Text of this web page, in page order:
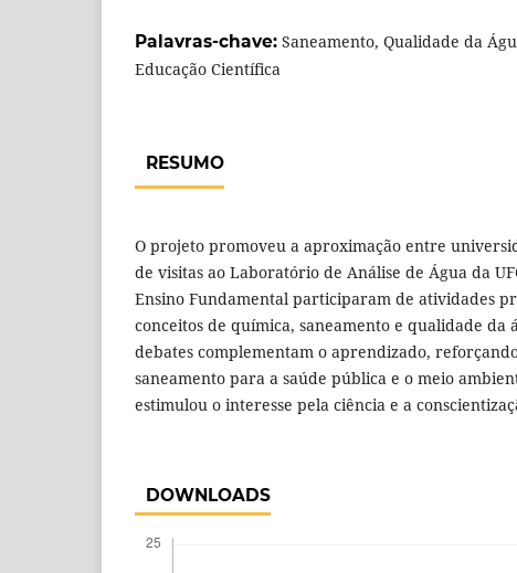
Palavras-chave: Saneamento, Qualidade da
Educação Científica
RESUMO
O projeto promoveu a aproximação entre
de visitas ao Laboratório de Análise de Água da
Ensino Fundamental participaram de atividades
conceitos de química, saneamento e qualidade da
debates complementam o aprendizado,
saneamento para a saúde pública e o meio
estimulou o interesse pela ciência e a
DOWNLOADS